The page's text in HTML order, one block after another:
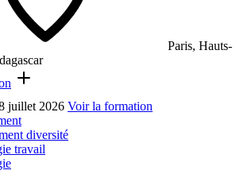
Paris, Hauts-
juillet 2026 Voir la formation
diversité
travail